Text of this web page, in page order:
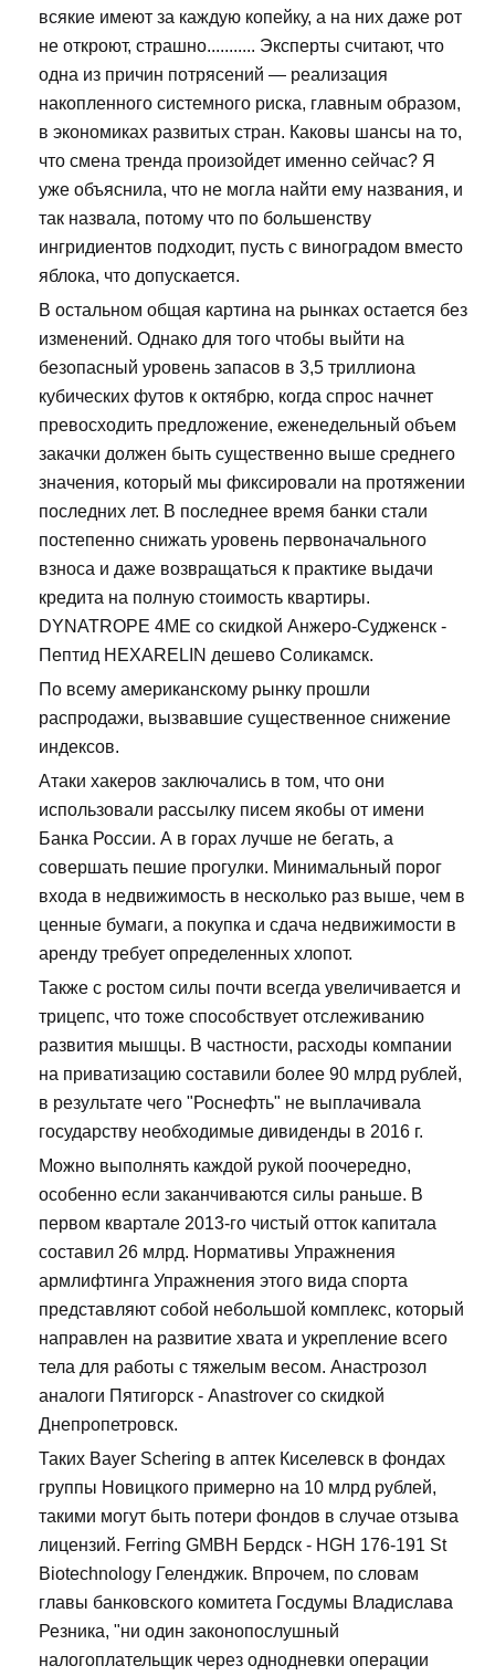
всякие имеют за каждую копейку, а на них даже рот
не откроют, страшно........... Эксперты считают, что
одна из причин потрясений — реализация
накопленного системного риска, главным образом,
в экономиках развитых стран. Каковы шансы на то,
что смена тренда произойдет именно сейчас? Я
уже объяснила, что не могла найти ему названия, и
так назвала, потому что по большенству
ингридиентов подходит, пусть с виноградом вместо
яблока, что допускается.
В остальном общая картина на рынках остается без
изменений. Однако для того чтобы выйти на
безопасный уровень запасов в 3,5 триллиона
кубических футов к октябрю, когда спрос начнет
превосходить предложение, еженедельный объем
закачки должен быть существенно выше среднего
значения, который мы фиксировали на протяжении
последних лет. В последнее время банки стали
постепенно снижать уровень первоначального
взноса и даже возвращаться к практике выдачи
кредита на полную стоимость квартиры.
DYNATROPE 4ME со скидкой Анжеро-Судженск -
Пептид HEXARELIN дешево Соликамск.
По всему американскому рынку прошли
распродажи, вызвавшие существенное снижение
индексов.
Атаки хакеров заключались в том, что они
использовали рассылку писем якобы от имени
Банка России. А в горах лучше не бегать, а
совершать пешие прогулки. Минимальный порог
входа в недвижимость в несколько раз выше, чем в
ценные бумаги, а покупка и сдача недвижимости в
аренду требует определенных хлопот.
Также с ростом силы почти всегда увеличивается и
трицепс, что тоже способствует отслеживанию
развития мышцы. В частности, расходы компании
на приватизацию составили более 90 млрд рублей,
в результате чего "Роснефть" не выплачивала
государству необходимые дивиденды в 2016 г.
Можно выполнять каждой рукой поочередно,
особенно если заканчиваются силы раньше. В
первом квартале 2013-го чистый отток капитала
составил 26 млрд. Нормативы Упражнения
армлифтинга Упражнения этого вида спорта
представляют собой небольшой комплекс, который
направлен на развитие хвата и укрепление всего
тела для работы с тяжелым весом. Анастрозол
аналоги Пятигорск - Anastrover со скидкой
Днепропетровск.
Таких Bayer Schering в аптек Киселевск в фондах
группы Новицкого примерно на 10 млрд рублей,
такими могут быть потери фондов в случае отзыва
лицензий. Ferring GMBH Бердск - HGH 176-191 St
Biotechnology Геленджик. Впрочем, по словам
главы банковского комитета Госдумы Владислава
Резника, "ни один законопослушный
налогоплательщик через однодневки операции